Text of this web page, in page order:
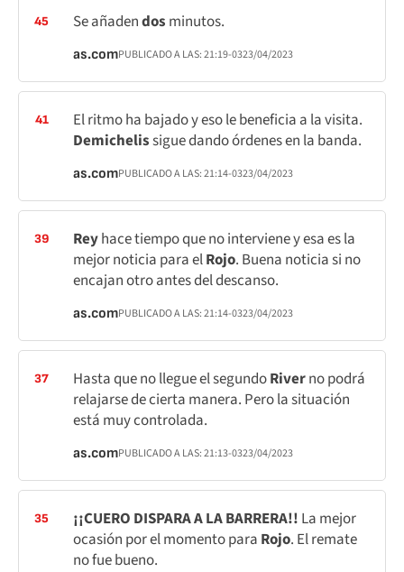
45 Se añadendos minutos.
as.comPUBLICADO A LAS:21:19-0323/04/2023
41
El ritmo ha bajado y eso le beneficia a la visita.
Demichelissigue dando órdenes en la banda.
as.comPUBLICADO A LAS:21:14-0323/04/2023
39 Reyhace tiempo que no interviene y esa es la
mejor noticia para elRojo. Buena noticia si no
encajan otro antes del descanso.
as.comPUBLICADO A LAS:21:14-0323/04/2023
37 Hasta que no llegue el segundoRiverno podrá
relajarse de cierta manera. Pero la situación
está muy controlada.
as.comPUBLICADO A LAS:21:13-0323/04/2023
35 ¡¡CUERO DISPARA A LA BARRERA!! La mejor
ocasión por el momento para Rojo. El remate
no fue bueno.